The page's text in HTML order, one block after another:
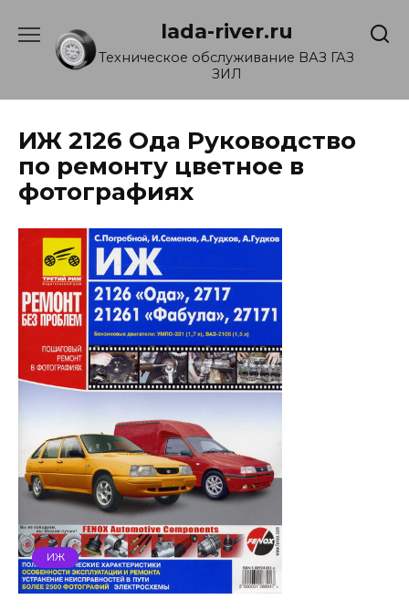
содержанию
lada-river.ru
Техническое обслуживание ВАЗ ГАЗ
ЗИЛ
ИЖ 2126 Ода Руководство
по ремонту цветное в
фотографиях
ИЖ